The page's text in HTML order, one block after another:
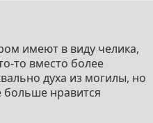
имеют в виду челика,
то вместо более
духа из могилы, но
больше нравится